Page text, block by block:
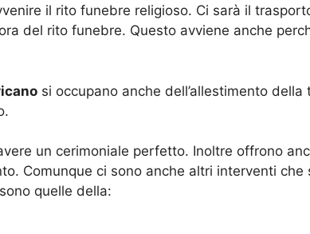
il rito funebre religioso. Ci sarà il
del rito funebre. Questo avviene anche
si occupano anche dell’allestimento
un cerimoniale perfetto. Inoltre offrono
Comunque ci sono anche altri interventi
quelle della: